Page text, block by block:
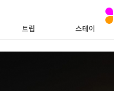
트립 스테이